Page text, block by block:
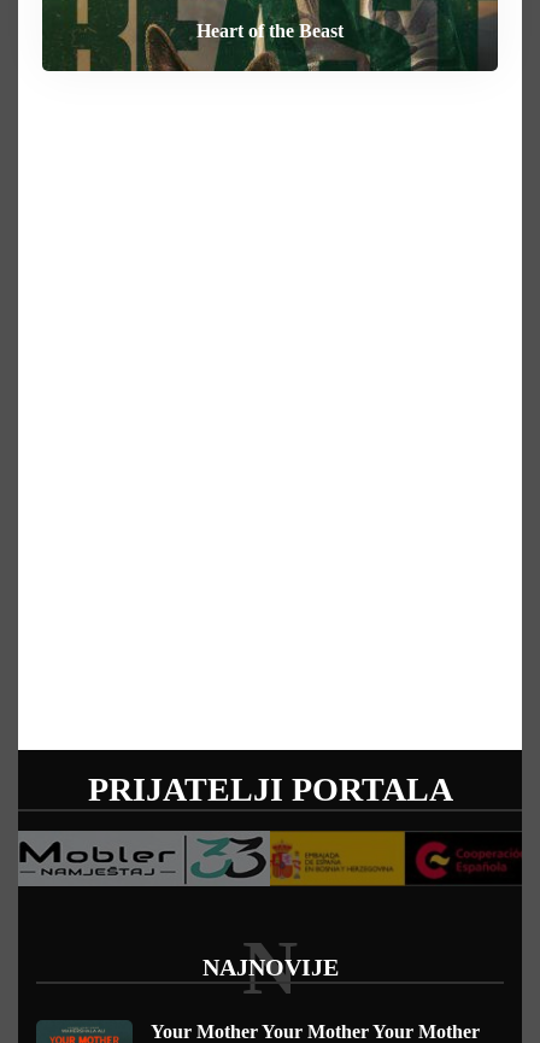
Your Mother Your Mother Your Mother
Heart of the Beast
Behemoth
How To Rob A Bank
PRIJATELJI PORTALA
NAJNOVIJE
N
Your Mother Your Mother Your Mother